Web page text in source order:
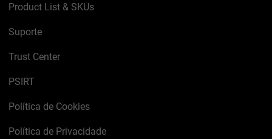
Product List & SKUs
Suporte
Trust Center
PSIRT
Política de Cookies
Política de Privacidade